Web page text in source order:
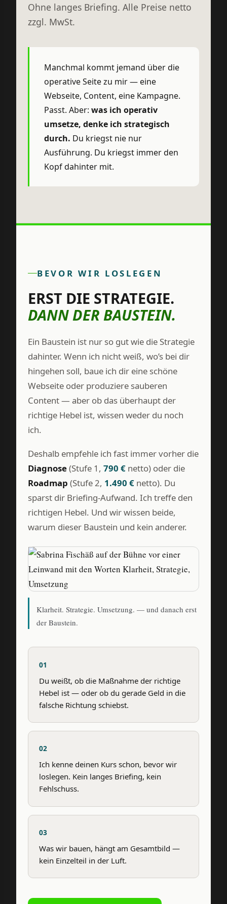
Ohne langes Briefing. Alle Preise netto
zzgl. MwSt.
Manchmal kommt jemand über die
operative Seite zu mir — eine
Webseite, Content, eine Kampagne.
Passt. Aber: was ich operativ
umsetze, denke ich strategisch
durch. Du kriegst nie nur
Ausführung. Du kriegst immer den
Kopf dahinter mit.
BEVOR WIR LOSLEGEN
ERST DIE STRATEGIE.
DANN DER BAUSTEIN.
Ein Baustein ist nur so gut wie die Strategie
dahinter. Wenn ich nicht weiß, wo’s bei dir
hingehen soll, baue ich dir eine schöne
Webseite oder produziere sauberen
Content — aber ob das überhaupt der
richtige Hebel ist, wissen weder du noch
ich.
Deshalb empfehle ich fast immer vorher die
Diagnose(Stufe 1,790 € netto) oder die
Roadmap (Stufe 2, 1.490 € netto). Du
sparst dir Briefing-Aufwand. Ich treffe den
richtigen Hebel. Und wir wissen beide,
warum dieser Baustein und kein anderer.
Klarheit. Strategie. Umsetzung. — und danach erst
der Baustein.
01
Du weißt, ob die Maßnahme der richtige
Hebel ist — oder ob du gerade Geld in die
falsche Richtung schiebst.
02
Ich kenne deinen Kurs schon, bevor wir
loslegen. Kein langes Briefing, kein
Fehlschuss.
03
Was wir bauen, hängt am Gesamtbild —
kein Einzelteil in der Luft.